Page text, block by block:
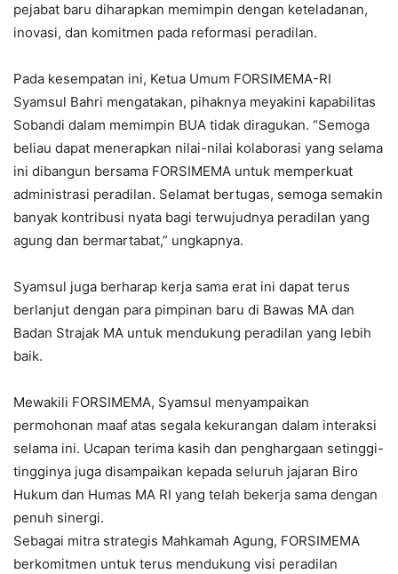
pejabat baru diharapkan memimpin dengan keteladanan,
inovasi, dan komitmen pada reformasi peradilan.
Pada kesempatan ini, Ketua Umum FORSIMEMA-RI
Syamsul Bahri mengatakan, pihaknya meyakini kapabilitas
Sobandi dalam memimpin BUA tidak diragukan. “Semoga
beliau dapat menerapkan nilai-nilai kolaborasi yang selama
ini dibangun bersama FORSIMEMA untuk memperkuat
administrasi peradilan. Selamat bertugas, semoga semakin
banyak kontribusi nyata bagi terwujudnya peradilan yang
agung dan bermartabat,” ungkapnya.
Syamsul juga berharap kerja sama erat ini dapat terus
berlanjut dengan para pimpinan baru di Bawas MA dan
Badan Strajak MA untuk mendukung peradilan yang lebih
baik.
Mewakili FORSIMEMA, Syamsul menyampaikan
permohonan maaf atas segala kekurangan dalam interaksi
selama ini. Ucapan terima kasih dan penghargaan setinggi-
tingginya juga disampaikan kepada seluruh jajaran Biro
Hukum dan Humas MA RI yang telah bekerja sama dengan
penuh sinergi.
Sebagai mitra strategis Mahkamah Agung, FORSIMEMA
berkomitmen untuk terus mendukung visi peradilan